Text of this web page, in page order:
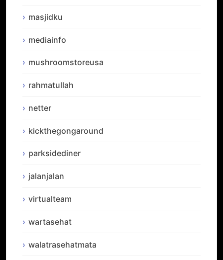
masjidku
mediainfo
mushroomstoreusa
rahmatullah
netter
kickthegongaround
parksidediner
jalanjalan
virtualteam
wartasehat
walatrasehatmata